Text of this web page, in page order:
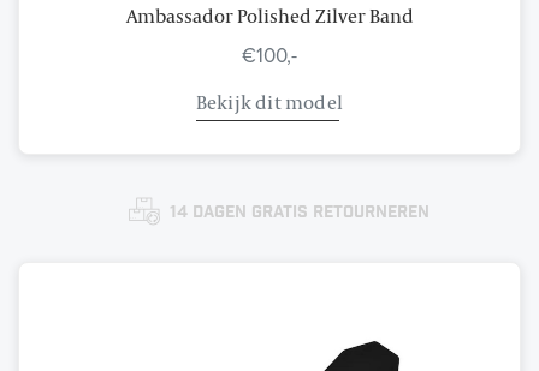
Ambassador Polished Zilver Band
€100,-
Bekijk dit model
14 dagen gratis retourneren